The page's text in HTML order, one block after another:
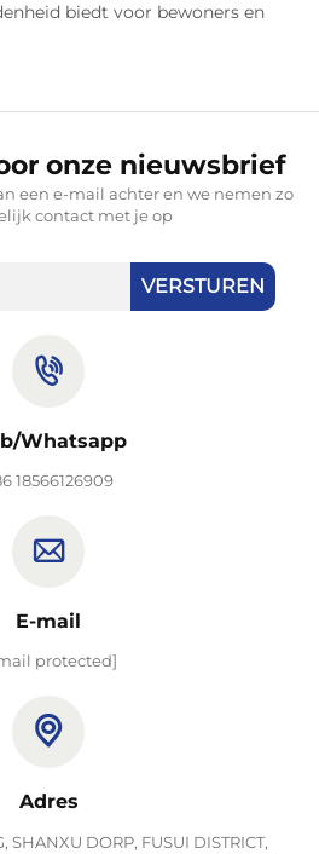
biedt voor bewoners en
onze nieuwsbrief
een e-mail achter en we nemen zo
contact met je op
VERSTUREN
Whatsapp
18566126909
E-mail
protected]
Adres
SHANXU DORP, FUSUI DISTRICT,